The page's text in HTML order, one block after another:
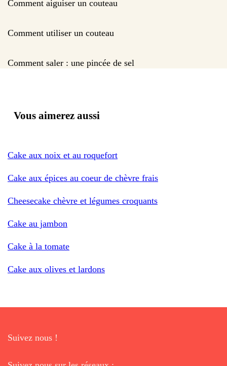
Comment aiguiser un couteau
Comment utiliser un couteau
Comment saler : une pincée de sel
Vous aimerez aussi
Cake aux noix et au roquefort
Cake aux épices au coeur de chèvre frais
Cheesecake chèvre et légumes croquants
Cake au jambon
Cake à la tomate
Cake aux olives et lardons
Suivez nous !